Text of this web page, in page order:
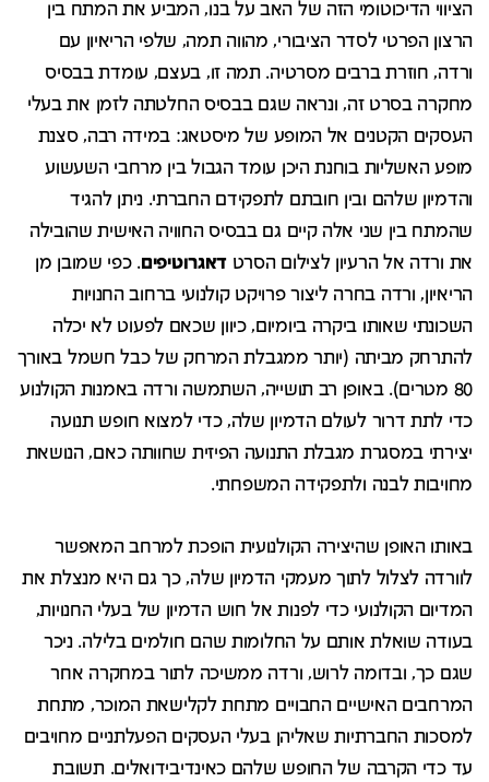
הציווי הדיכוטומי הזה של האב על בנו, המביע את המתח בין
הרצון הפרטי לסדר הציבורי, מהווה תמה, שלפי הריאיון עם
ורדה, חוזרת ברבים מסרטיה. תמה זו, בעצם, עומדת בבסיס
מחקרה בסרט זה, ונראה שגם בבסיס החלטתה לזמן את בעלי
העסקים הקטנים אל המופע של מיסטאג: במידה רבה, סצנת
מופע האשליות בוחנת היכן עומד הגבול בין מרחבי השעשוע
והדמיון שלהם ובין חובתם לתפקידם החברתי. ניתן להגיד
שהמתח בין שני אלה קיים גם בבסיס החוויה האישית שהובילה
את ורדה אל הרעיון לצילום הסרט דאגרוטיפים. כפי שמובן מן
הריאיון, ורדה בחרה ליצור פרויקט קולנועי ברחוב החנויות
השכונתי שאותו ביקרה ביומיום, כיוון שכאם לפעוט לא יכלה
להתרחק מביתה (יותר ממגבלת המרחק של כבל חשמל באורך
80 מטרים). באופן רב תושייה, השתמשה ורדה באמנות הקולנוע
כדי לתת דרור לעולם הדמיון שלה, כדי למצוא חופש תנועה
יצירתי במסגרת מגבלת התנועה הפיזית שחוותה כאם, הנושאת
מחויבות לבנה ולתפקידה המשפחתי.
באותו האופן שהיצירה הקולנועית הופכת למרחב המאפשר
לוורדה לצלול לתוך מעמקי הדמיון שלה, כך גם היא מנצלת את
המדיום הקולנועי כדי לפנות אל חוש הדמיון של בעלי החנויות,
בעודה שואלת אותם על החלומות שהם חולמים בלילה. ניכר
שגם כך, ובדומה לרוש, ורדה ממשיכה לתור במחקרה אחר
המרחבים האישיים החבויים מתחת לקלישאת המוכר, מתחת
למסכות החברתיות שאליהן בעלי העסקים הפעלתניים מחויבים
עד כדי הקרבה של החופש שלהם כאינדיבידואלים. תשובת